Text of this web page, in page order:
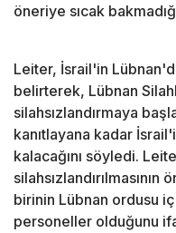
öneriye sıcak
Leiter, İsrail'in
belirterek, Lübnan
silahsızlandırmaya
kanıtlayana kadar
kalacağını söyledi.
birinin Lübnan ordusu
personeller olduğunu